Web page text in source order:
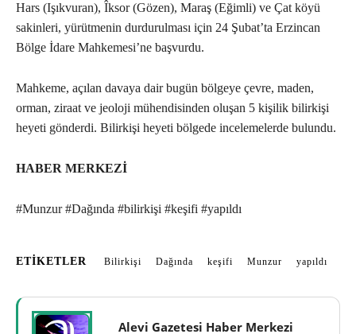
Hars (Işıkvuran), Îksor (Gözen), Maraş (Eğimli) ve Çat köyü
sakinleri, yürütmenin durdurulması için 24 Şubat’ta Erzincan
Bölge İdare Mahkemesi’ne başvurdu.
Mahkeme, açılan davaya dair bugün bölgeye çevre, maden,
orman, ziraat ve jeoloji mühendisinden oluşan 5 kişilik bilirkişi
heyeti gönderdi. Bilirkişi heyeti bölgede incelemelerde bulundu.
HABER MERKEZİ
#Munzur #Dağında #bilirkişi #keşifi #yapıldı
ETIKETLER Bilirkişi Dağında keşifi Munzur yapıldı
Alevi Gazetesi Haber Merkezi